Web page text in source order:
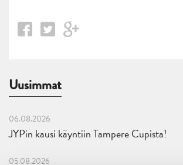
Uusimmat
06.08.2026
JYPin kausi käyntiin Tampere Cupista!
05.08.2026